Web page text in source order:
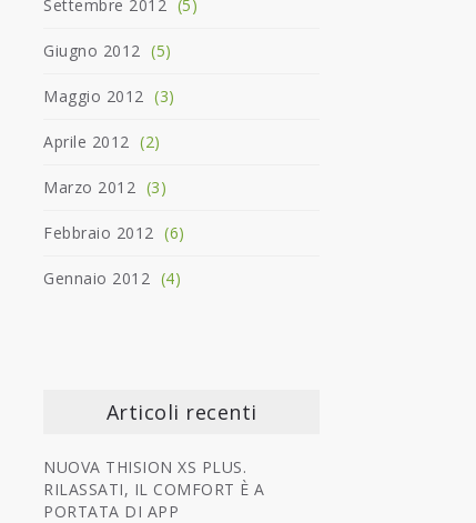
Settembre 2012 (5)
Giugno 2012 (5)
Maggio 2012 (3)
Aprile 2012 (2)
Marzo 2012 (3)
Febbraio 2012 (6)
Gennaio 2012 (4)
Articoli recenti
NUOVA THISION XS PLUS.
RILASSATI, IL COMFORT È A
PORTATA DI APP